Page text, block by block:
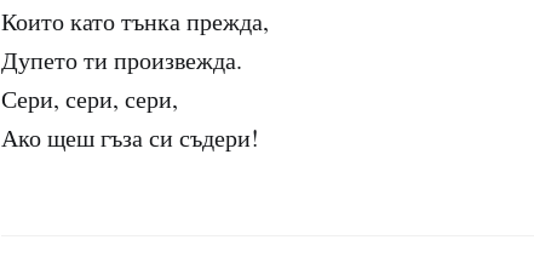
Които като тънка прежда,
Дупето ти произвежда.
Сери, сери, сери,
Ако щеш гъза си съдери!